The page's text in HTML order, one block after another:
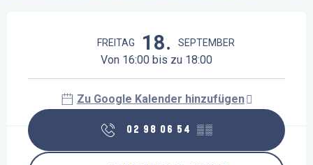
FREITAG 18. SEPTEMBER
Von 16:00 bis zu 18:00
Zu Google Kalender hinzufügen
02 98 06 54 ▒▒